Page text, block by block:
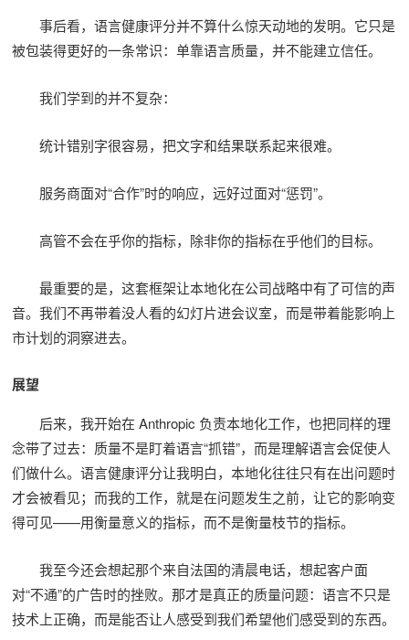
事后看，语言健康评分并不算什么惊天动地的发明。它只是
被包装得更好的一条常识：单靠语言质量，并不能建立信任。
我们学到的并不复杂：
统计错别字很容易，把文字和结果联系起来很难。
服务商面对“合作”时的响应，远好过面对“惩罚”。
高管不会在乎你的指标，除非你的指标在乎他们的目标。
最重要的是，这套框架让本地化在公司战略中有了可信的声
音。我们不再带着没人看的幻灯片进会议室，而是带着能影响上
市计划的洞察进去。
展望
后来，我开始在 Anthropic 负责本地化工作，也把同样的理
念带了过去：质量不是盯着语言“抓错”，而是理解语言会促使人
们做什么。语言健康评分让我明白，本地化往往只有在出问题时
才会被看见；而我的工作，就是在问题发生之前，让它的影响变
得可见——用衡量意义的指标，而不是衡量枝节的指标。
我至今还会想起那个来自法国的清晨电话，想起客户面
对“不通”的广告时的挫败。那才是真正的质量问题：语言不只是
技术上正确，而是能否让人感受到我们希望他们感受到的东西。